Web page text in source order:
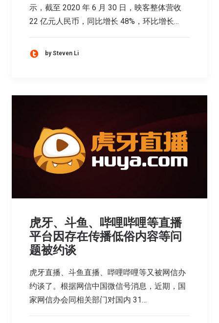
示，截至 2020 年 6 月 30 日，映客整体营收
22 亿元人民币，同比增长 48%，环比增长…
by Steven Li
虎牙、斗鱼、哔哩哔哩等直播
平台因存在传播低俗内容等问
题被约谈
虎牙直播、斗鱼直播、哔哩哔哩等又被网信办
约谈了。根据网信中国微信号消息，近期，国
家网信办会同相关部门对国内 31…